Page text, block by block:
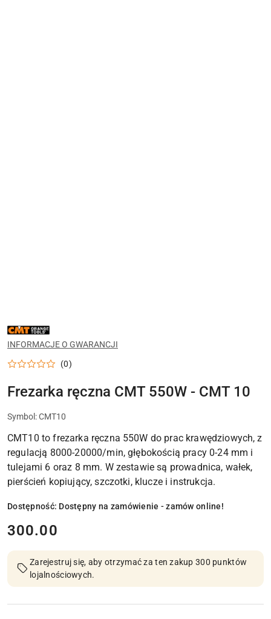
NAZWA
PRODUCENTA:
CMT
INFORMACJE O GWARANCJI
(0)
Frezarka ręczna CMT 550W - CMT 10
Symbol:CMT10
CMT10 to frezarka ręczna 550W do prac krawędziowych, z
regulacją 8000-20000/min, głębokością pracy 0-24 mm i
tulejami 6 oraz 8 mm. W zestawie są prowadnica, wałek,
pierścień kopiujący, szczotki, klucze i instrukcja.
Dostępność: Dostępny na zamówienie - zamów online!
cena:
300.00
Zarejestruj się, aby otrzymać za ten zakup 300 punktów
lojalnościowych.